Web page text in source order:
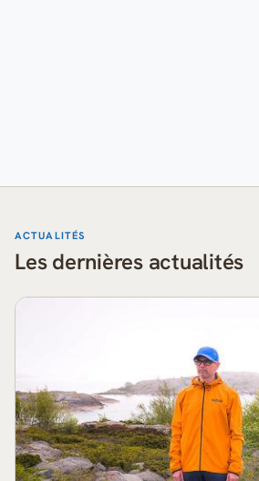
ACTUALITÉS
Les dernières actualités